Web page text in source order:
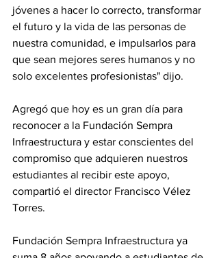
jóvenes a hacer lo correcto, transformar
el futuro y la vida de las personas de
nuestra comunidad, e impulsarlos para
que sean mejores seres humanos y no
solo excelentes profesionistas" dijo.
Agregó que hoy es un gran día para
reconocer a la Fundación Sempra
Infraestructura y estar conscientes del
compromiso que adquieren nuestros
estudiantes al recibir este apoyo,
compartió el director Francisco Vélez
Torres.
Fundación Sempra Infraestructura ya